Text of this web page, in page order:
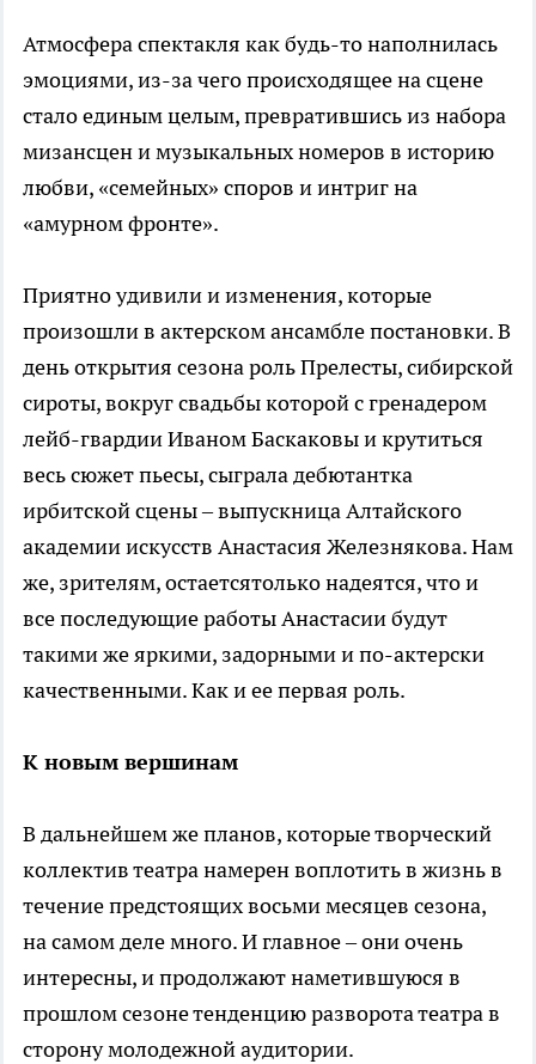
Атмосфера спектакля как будь-то наполнилась
эмоциями, из-за чего происходящее на сцене
стало единым целым, превратившись из набора
мизансцен и музыкальных номеров в историю
любви, «семейных» споров и интриг на
«амурном фронте».
Приятно удивили и изменения, которые
произошли в актерском ансамбле постановки. В
день открытия сезона роль Прелесты, сибирской
сироты, вокруг свадьбы которой с гренадером
лейб-гвардии Иваном Баскаковы и крутиться
весь сюжет пьесы, сыграла дебютантка
ирбитской сцены – выпускница Алтайского
академии искусств Анастасия Железнякова. Нам
же, зрителям, остаетсятолько надеятся, что и
все последующие работы Анастасии будут
такими же яркими, задорными и по-актерски
качественными. Как и ее первая роль.
К новым вершинам
В дальнейшем же планов, которые творческий
коллектив театра намерен воплотить в жизнь в
течение предстоящих восьми месяцев сезона,
на самом деле много. И главное – они очень
интересны, и продолжают наметившуюся в
прошлом сезоне тенденцию разворота театра в
сторону молодежной аудитории.